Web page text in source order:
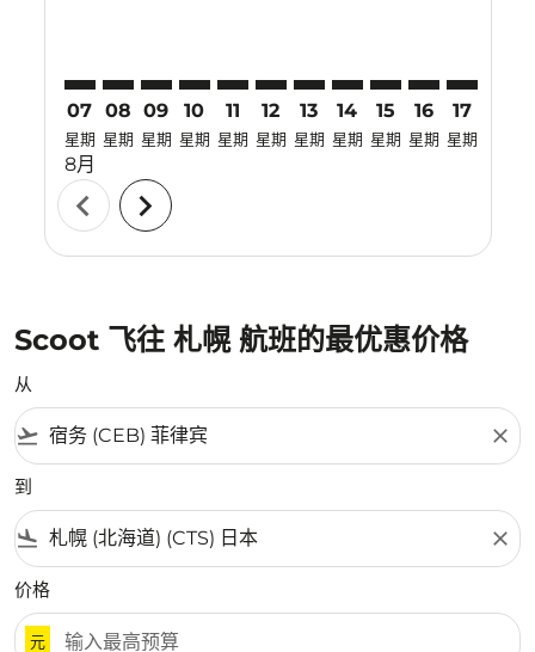
07
星期
8月
08
星期
09
星期
10
星期
11
星期
12
星期
13
星期
14
星期
15
星期
16
星期
17
星期
chevron_left chevron_right
Scoot 飞往 札幌 航班的最优惠价格
从
flight_takeoff close
到
flight_land close
价格
元